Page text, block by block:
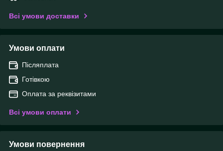
Всі умови доставки
Умови оплати
Післяплата
Готівкою
Оплата за реквізитами
Всі умови оплати
Умови повернення